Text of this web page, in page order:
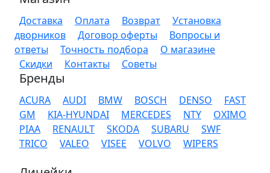
Доставка Оплата Возврат
Установка
дворников
Договор оферты
Вопросы и
ответы
Точность подбора
О магазине
Скидки
Контакты Советы
Бренды
ACURA AUDI BMW BOSCH DENSO
FAST
GM
KIA-HYUNDAI MERCEDES NTY
OXIMO
PIAA
RENAULT SKODA SUBARU
SWF
TRICO
VALEO VISEE VOLVO WIPERS